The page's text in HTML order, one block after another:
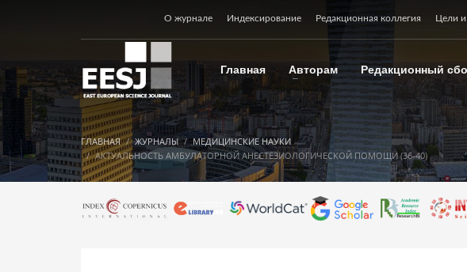
О журнале Индексирование Редакционная коллегия Цели и
Главная Авторам Редакционный
ГЛАВНАЯ ЖУРНАЛЫ
МЕДИЦИНСКИЕ НАУКИ
АКТУАЛЬНОСТЬ АМБУЛАТОРНОЙ АНЕСТЕЗИОЛОГИЧЕСКОЙ ПОМОЩИ (36-40)